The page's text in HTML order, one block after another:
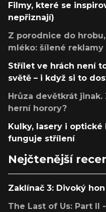
Filmy, které se
nepřiznají)
Z porodnice do
mléko: šílené
Střílet ve hrách není
světě – i když si to
Hrůza devětkrát
herní horory?
Kulky, lasery i optické
funguje střílení
Nejčtenější
Zaklínač 3: Divoký
The Last of Us: Part II